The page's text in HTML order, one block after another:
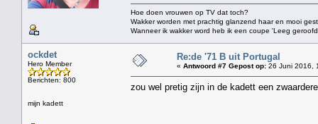
Hoe doen vrouwen op TV dat toch?
Wakker worden met prachtig glanzend haar en mooi
Wanneer ik wakker word heb ik een coupe 'Leeg
ockdet
Hero Member
Berichten: 800
mijn kadett
Re:de '71 B uit Portugal
« Antwoord #7 Gepost op: 26 Juni 2016,
zou wel pretig zijn in de kadett een